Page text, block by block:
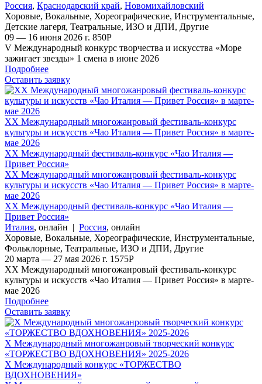
Россия, Краснодарский край, Новомихайловский
Хоровые, Вокальные, Хореографические, Инструментальные,
Детские лагеря, Театральные, ИЗО и ДПИ, Другие
09 — 16 июня 2026 г. 850Р
V Международный конкурс творчества и искусства «Море
зажигает звезды» 1 смена в июне 2026
Подробнее
Оставить заявку
XX Международный многожанровый фестиваль-конкурс
культуры и искусств «Чао Италия — Привет Россия» в марте-
мае 2026
XX Международный фестиваль-конкурс «Чао Италия —
Привет Россия»
XX Международный многожанровый фестиваль-конкурс
культуры и искусств «Чао Италия — Привет Россия» в марте-
мае 2026
XX Международный фестиваль-конкурс «Чао Италия —
Привет Россия»
Италия, онлайн | Россия, онлайн
Хоровые, Вокальные, Хореографические, Инструментальные,
Фольклорные, Театральные, ИЗО и ДПИ, Другие
20 марта — 27 мая 2026 г. 1575Р
XX Международный многожанровый фестиваль-конкурс
культуры и искусств «Чао Италия — Привет Россия» в марте-
мае 2026
Подробнее
Оставить заявку
X Международный многожанровый творческий конкурс
«ТОРЖЕСТВО ВДОХНОВЕНИЯ» 2025-2026
X Международный конкурс «ТОРЖЕСТВО
ВДОХНОВЕНИЯ»